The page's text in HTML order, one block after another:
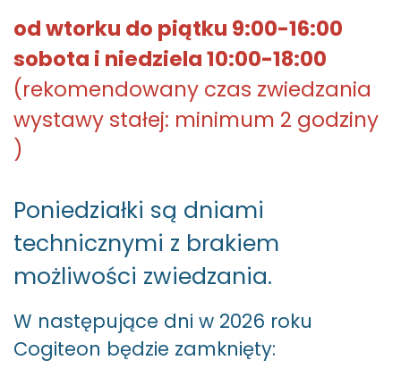
od wtorku do piątku 9:00-16:00
sobota i niedziela 10:00-18:00
(rekomendowany czas zwiedzania
wystawy stałej: minimum 2 godziny
)
Poniedziałki są dniami
technicznymi z brakiem
możliwości zwiedzania.
W następujące dni w 2026 roku
Cogiteon będzie zamknięty: